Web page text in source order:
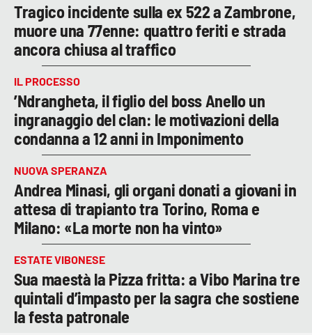
Tragico incidente sulla ex 522 a Zambrone,
muore una 77enne: quattro feriti e strada
ancora chiusa al traffico
IL PROCESSO
’Ndrangheta, il figlio del boss Anello un
ingranaggio del clan: le motivazioni della
condanna a 12 anni in Imponimento
NUOVA SPERANZA
Andrea Minasi, gli organi donati a giovani in
attesa di trapianto tra Torino, Roma e
Milano: «La morte non ha vinto»
ESTATE VIBONESE
Sua maestà la Pizza fritta: a Vibo Marina tre
quintali d’impasto per la sagra che sostiene
la festa patronale